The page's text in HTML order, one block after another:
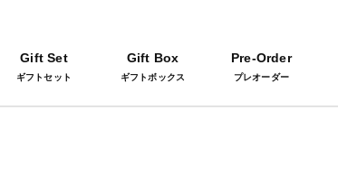
Gift Set
ギフトセット
Gift Box
ギフトボックス
Pre-Order
プレオーダー